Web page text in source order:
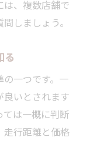
、複数店舗で
しましょう。
る
一つです。一
いとされます
は一概に判断
行距離と価格